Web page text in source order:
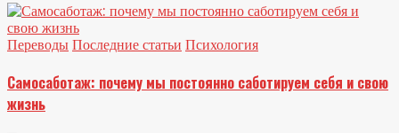
Переводы Последние статьи Психология
Самосаботаж: почему мы постоянно саботируем себя и свою
жизнь